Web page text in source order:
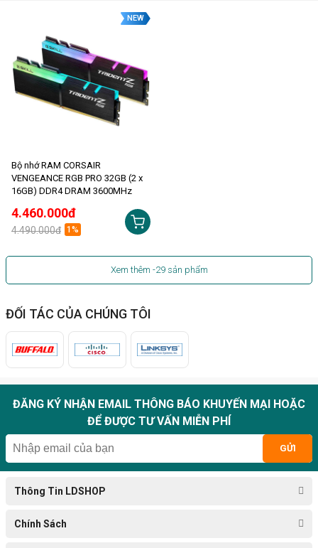
NEW
Bộ nhớ RAM CORSAIR
VENGEANCE RGB PRO 32GB (2 x
16GB) DDR4 DRAM 3600MHz
4.460.000đ
4.490.000đ 1%
Xem thêm -29sản phẩm
ĐỐI TÁC CỦA CHÚNG TÔI
ĐĂNG KÝ NHẬN EMAIL THÔNG BÁO KHUYẾN MẠI HOẶC
ĐỂ ĐƯỢC TƯ VẤN MIỄN PHÍ
GỬI
Thông Tin LDSHOP
Chính Sách